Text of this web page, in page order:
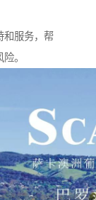
和服务，帮
。